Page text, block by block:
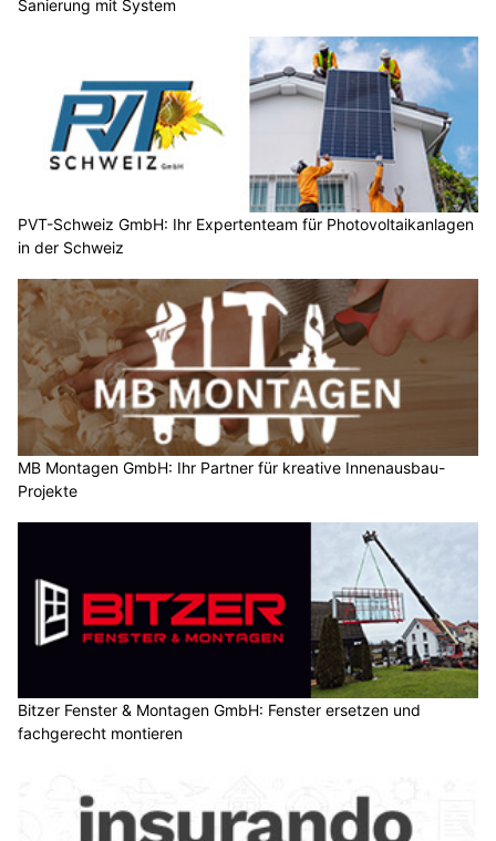
Sanierung mit System
PVT-Schweiz GmbH: Ihr Expertenteam für Photovoltaikanlagen
in der Schweiz
MB Montagen GmbH: Ihr Partner für kreative Innenausbau-
Projekte
Bitzer Fenster & Montagen GmbH: Fenster ersetzen und
fachgerecht montieren